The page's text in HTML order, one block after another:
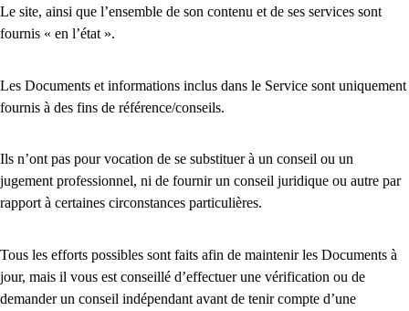
Le site, ainsi que l’ensemble de son contenu et de ses services sont
fournis « en l’état ».
Les Documents et informations inclus dans le Service sont uniquement
fournis à des fins de référence/conseils.
Ils n’ont pas pour vocation de se substituer à un conseil ou un
jugement professionnel, ni de fournir un conseil juridique ou autre par
rapport à certaines circonstances particulières.
Tous les efforts possibles sont faits afin de maintenir les Documents à
jour, mais il vous est conseillé d’effectuer une vérification ou de
demander un conseil indépendant avant de tenir compte d’une